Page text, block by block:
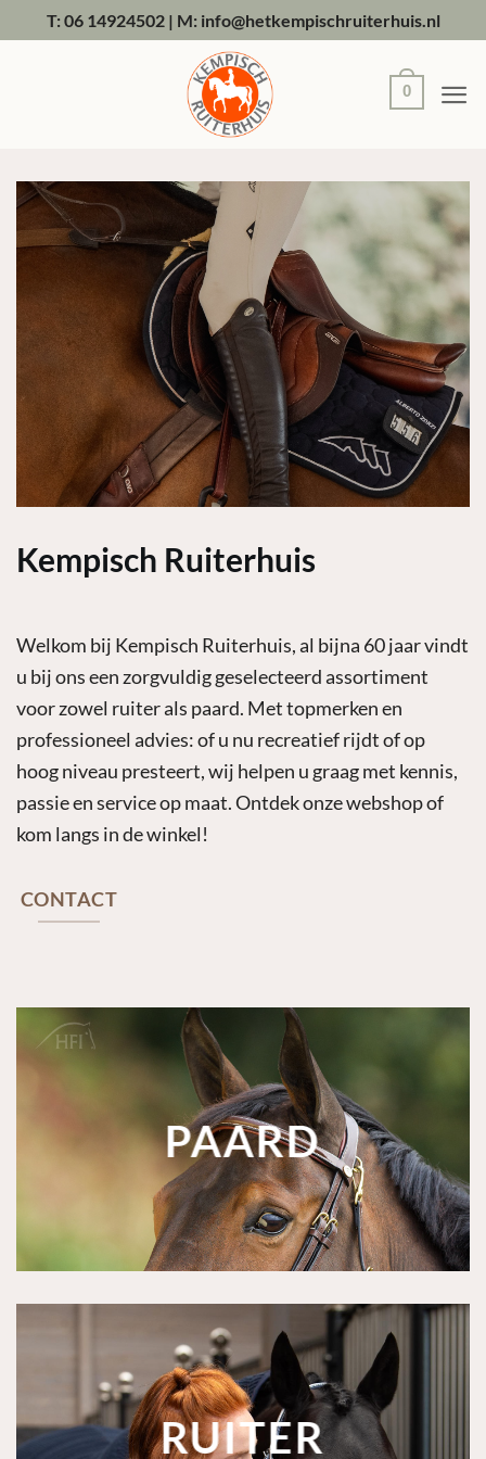
naar
T: 06 14924502| M: info@hetkempischruiterhuis.nl
0
Kempisch Ruiterhuis
Welkom bij Kempisch Ruiterhuis, al bijna 60 jaar vindt
u bij ons een zorgvuldig geselecteerd assortiment
voor zowel ruiter als paard. Met topmerken en
professioneel advies: of u nu recreatief rijdt of op
hoog niveau presteert, wij helpen u graag met kennis,
passie en service op maat. Ontdek onze webshop of
kom langs in de winkel!
CONTACT
PAARD
RUITER